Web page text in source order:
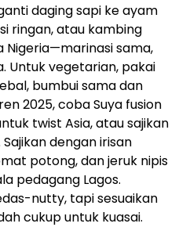
daging sapi ke ayam
ringan, atau kambing
Nigeria—marinasi sama,
Untuk vegetarian, pakai
bumbui sama dan
2025, coba Suya fusion
twist Asia, atau sajikan
dengan irisan
potong, dan jeruk nipis
pedagang Lagos.
nutty, tapi sesuaikan
cukup untuk kuasai.